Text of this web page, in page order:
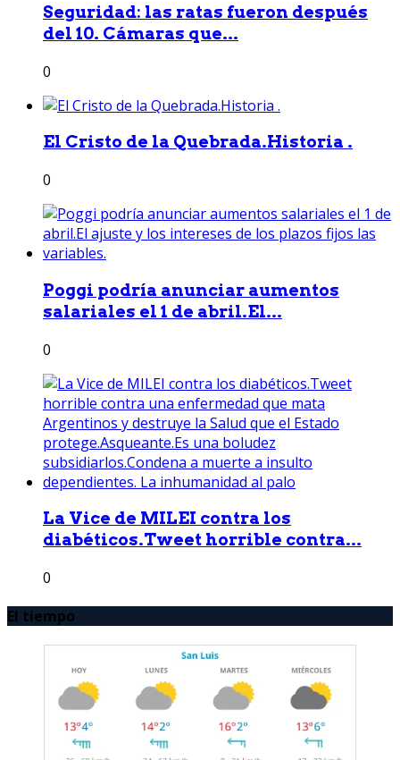
Seguridad: las ratas fueron después
del 10. Cámaras que...
0
El Cristo de la Quebrada.Historia .
0
Poggi podría anunciar aumentos
salariales el 1 de abril.El...
0
La Vice de MILEI contra los
diabéticos.Tweet horrible contra...
0
El tiempo